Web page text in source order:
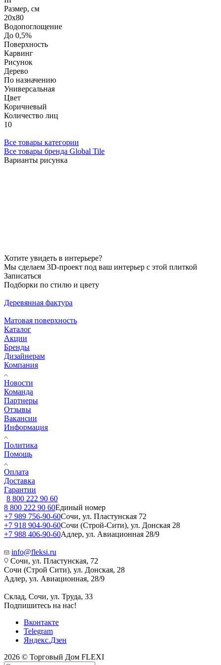
Размер, см
20х80
Водопоглощение
До 0,5%
Поверхность
Карвинг
Рисунок
Дерево
По назначению
Универсальная
Цвет
Коричневый
Количество лиц
10
Все товары категории
Все товары бренда Global Tile
Варианты рисунка
Хотите увидеть в интерьере?
Мы сделаем 3D-проект под ваш интерьер с этой плиткой
Записаться
Подборки по стилю и цвету
Деревянная фактура
Матовая поверхность
Каталог
Акции
Бренды
Дизайнерам
Компания
Новости
Команда
Партнеры
Отзывы
Вакансии
Информация
Политика
Помощь
Оплата
Доставка
Гарантии
8 800 222 90 60
8 800 222 90 60Единый номер
+7 989 756-90-60Сочи, ул. Пластунская 72
+7 918 904-90-60Сочи (Строй-Сити), ул. Донская 28
+7 988 406-90-60Адлер, ул. Авиационная 28/9
info@fleksi.ru
Сочи, ул. Пластунская, 72
Сочи (Строй Сити), ул. Донская, 28
Адлер, ул. Авиационная, 28/9
Склад, Сочи, ул. Труда, 33
Подпишитесь на нас!
Вконтакте
Telegram
Яндекс.Дзен
2026 © Торговый Дом FLEXI